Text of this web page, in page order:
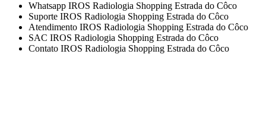
Whatsapp IROS Radiologia Shopping Estrada do Côco
Suporte IROS Radiologia Shopping Estrada do Côco
Atendimento IROS Radiologia Shopping Estrada do Côco
SAC IROS Radiologia Shopping Estrada do Côco
Contato IROS Radiologia Shopping Estrada do Côco